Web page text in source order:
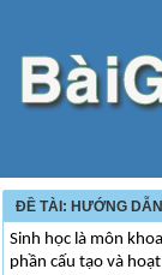
ĐỀ TÀI: HƯỚNG
Sinh học là môn
phần cấu tạo và